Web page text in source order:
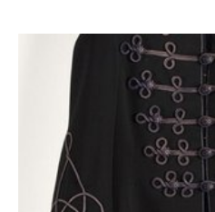
uniformen (206)
boek (95)